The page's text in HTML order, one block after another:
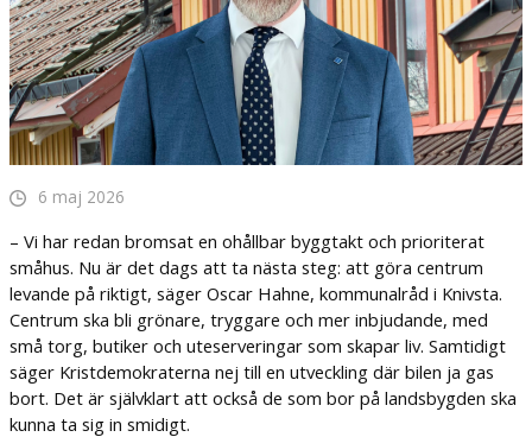
6 maj 2026
– Vi har redan bromsat en ohållbar byggtakt och prioriterat
småhus. Nu är det dags att ta nästa steg: att göra centrum
levande på riktigt, säger Oscar Hahne, kommunalråd i Knivsta.
Centrum ska bli grönare, tryggare och mer inbjudande, med
små torg, butiker och uteserveringar som skapar liv. Samtidigt
säger Kristdemokraterna nej till en utveckling där bilen ja gas
bort. Det är självklart att också de som bor på landsbygden ska
kunna ta sig in smidigt.